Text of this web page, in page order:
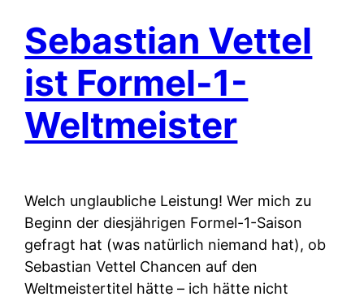
Sebastian Vettel
ist Formel-1-
Weltmeister
Welch unglaubliche Leistung! Wer mich zu
Beginn der diesjährigen Formel-1-Saison
gefragt hat (was natürlich niemand hat), ob
Sebastian Vettel Chancen auf den
Weltmeistertitel hätte – ich hätte nicht